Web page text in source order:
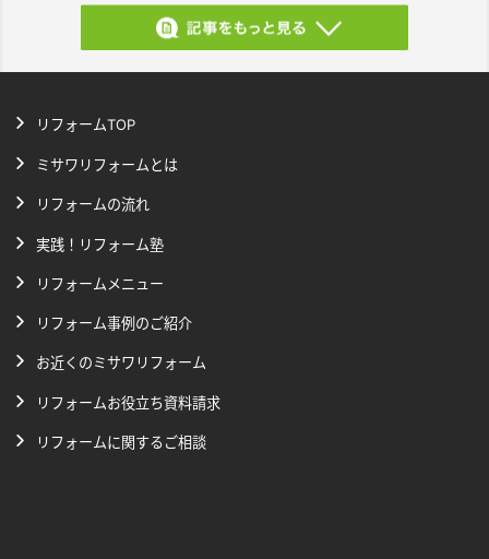
リフォームTOP
ミサワリフォームとは
リフォームの流れ
実践！リフォーム塾
リフォームメニュー
リフォーム事例のご紹介
お近くのミサワリフォーム
リフォームお役立ち資料請求
リフォームに関するご相談